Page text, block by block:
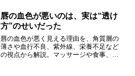
唇の血色が悪いのは、実は“透け
方”のせいだった
唇の血色が悪く見える理由を、角質層の
薄さや血行不良、紫外線、栄養不足など
の視点から解説。マッサージや食事、イ